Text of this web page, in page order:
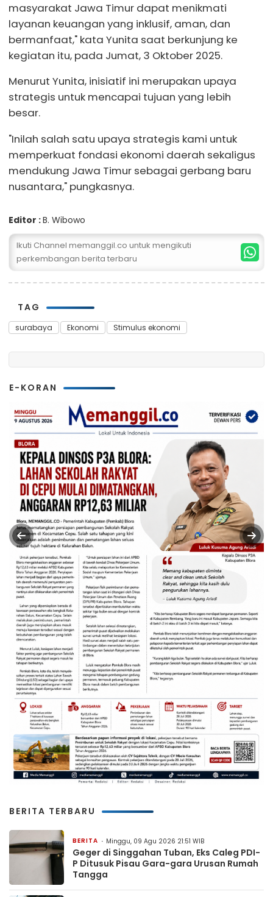
masyarakat Jawa Timur dapat menikmati
layanan keuangan yang inklusif, aman, dan
bermanfaat," kata Yunita saat berkunjung ke
kegiatan itu, pada Jumat, 3 Oktober 2025.
Menurut Yunita, inisiatif ini merupakan upaya
strategis untuk mencapai tujuan yang lebih
besar.
"Inilah salah satu upaya strategis kami untuk
memperkuat fondasi ekonomi daerah sekaligus
mendukung Jawa Timur sebagai gerbang baru
nusantara," pungkasnya.
Editor :B. Wibowo
Ikuti Channel memanggil.co untuk mengikuti
perkembangan berita terbaru
TAG
surabaya Ekonomi Stimulus ekonomi
E-KORAN
BERITA TERBARU
BERITA Minggu, 09 Agu 2026 21:51 WIB
Geger di Singgahan Tuban, Eks Caleg PDI-
P Ditusuk Pisau Gara-gara Urusan Rumah
Tangga